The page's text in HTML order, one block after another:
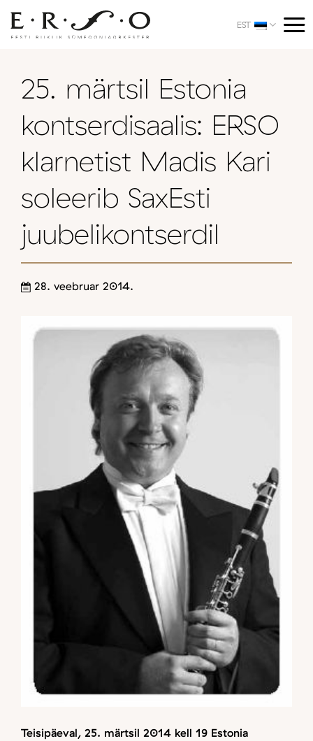
content
EST
25. märtsil Estonia
kontserdisaalis: ERSO
klarnetist Madis Kari
soleerib SaxEsti
juubelikontserdil
28. veebruar 2014.
Teisipäeval, 25. märtsil 2014 kell 19 Estonia